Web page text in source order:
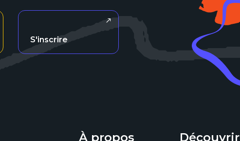
S'inscrire
À propos Découvrir